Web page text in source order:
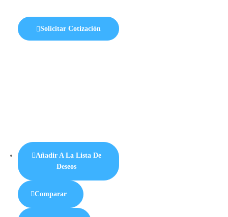
Solicitar Cotización
Añadir A La Lista De
Deseos
Comparar